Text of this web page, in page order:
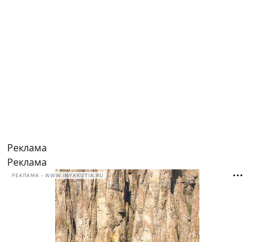
Реклама
Реклама
РЕКЛАМА • WWW.INYAKUTIA.RU